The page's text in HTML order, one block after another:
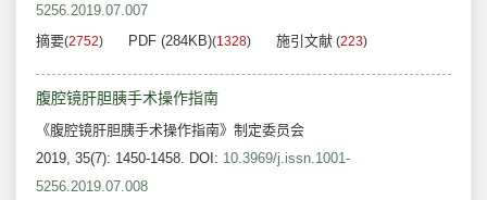
5256.2019.07.007
摘要(2752) PDF (284KB)(1328) 施引文献 (223)
腹腔镜肝胆胰手术操作指南
《腹腔镜肝胆胰手术操作指南》制定委员会
2019, 35(7): 1450-1458. DOI: 10.3969/j.issn.1001-
5256.2019.07.008